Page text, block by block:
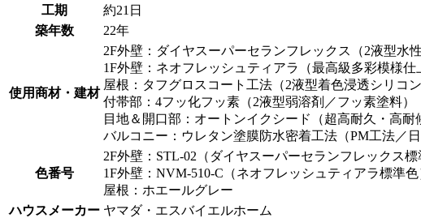
工期
約21日
築年数
22年
使用商材・建材
2F外壁：ダイヤスーパーセランフレックス（2液型水
1F外壁：ネオフレッシュティアラ（最高級多彩模様
屋根：タフグロスコート工法（2液型着色浸透シリコ
付帯部：4フッ化フッ素（2液型弱溶剤／フッ素塗料）
目地＆開口部：オートンイクシード（超高耐久・高耐
バルコニー：ウレタン塗膜防水密着工法（PM工法／日
色番号
2F外壁：STL-02（ダイヤスーパーセランフレックス標
1F外壁：NVM-510-C（ネオフレッシュティアラ標準色
屋根：ホエールグレー
ハウスメーカー ヤマダ・エスバイエルホーム